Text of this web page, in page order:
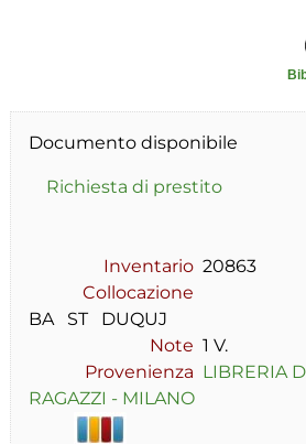
Documento disponibile
Richiesta di prestito
Inventario 20863
Collocazione
BA   ST   DUQUJ
Note 1 V.
Provenienza LIBRERIA
RAGAZZI - MILANO